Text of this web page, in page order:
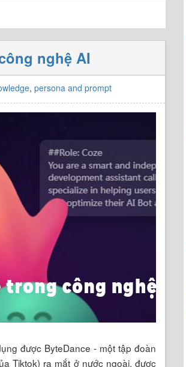
nghệ AI
, persona and prompt
được ByteDance - một tập đoàn
Tiktok) ra mắt ở nước ngoài, được